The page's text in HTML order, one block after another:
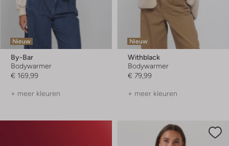
Nieuw
By-Bar
Bodywarmer
€ 169,99
+ meer kleuren
Nieuw
Withblack
Bodywarmer
€ 79,99
+ meer kleuren